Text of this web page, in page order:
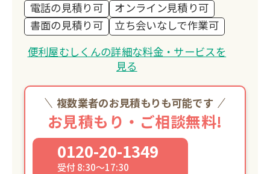
電話の見積り可
オンライン見積り可
書面の見積り可
立ち会いなしで作業可
便利屋むしくんの詳細な料金・サービスを
見る
複数業者のお見積もりも可能です
お見積もり・ご相談無料!
0120-20-1349
受付 8:30～17:30